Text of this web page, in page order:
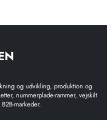
og udvikling, produktion og
nummerplade-rammer, vejskilt
markeder.